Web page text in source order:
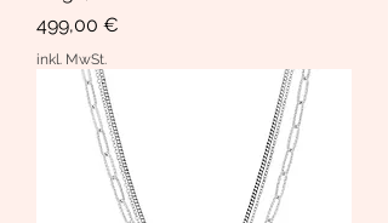
Preis
499,00 €
inkl. MwSt.